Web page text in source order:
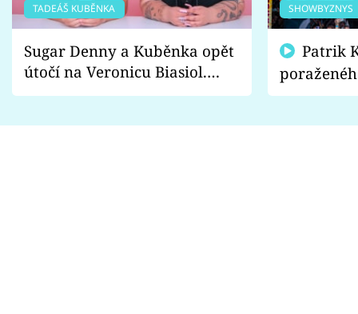
TADEÁŠ KUBĚNKA
Sugar Denny a Kuběnka opět
útočí na Veronicu Biasiol.
Proč je podle nich falešná a
SHOWBYZNYS
fanoušci